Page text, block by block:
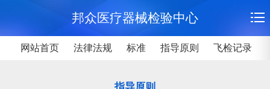
邦众医疗器械检验中心
网站首页 法律法规 标准 指导原则 飞检记录